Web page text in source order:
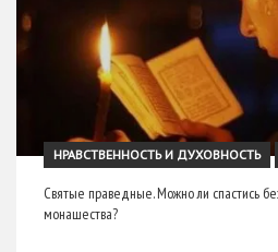
НРАВСТВЕННОСТЬ И ДУХОВНОСТЬ
Святые праведные. Можно ли спастись
монашества?